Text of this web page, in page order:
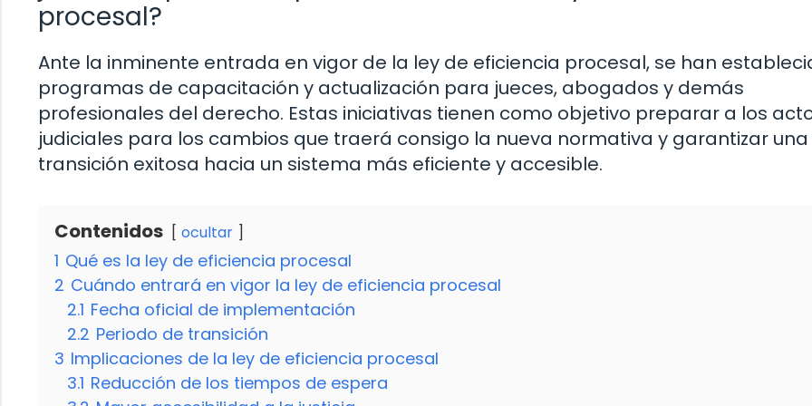
procesal?
Ante la inminente entrada en vigor de la ley de eficiencia procesal, se han
programas de capacitación y actualización para jueces, abogados y demás
profesionales del derecho. Estas iniciativas tienen como objetivo preparar a los
judiciales para los cambios que traerá consigo la nueva normativa y garantizar una
transición exitosa hacia un sistema más eficiente y accesible.
Contenidos ocultar
1 Qué es la ley de eficiencia procesal
2 Cuándo entrará en vigor la ley de eficiencia procesal
2.1 Fecha oficial de implementación
2.2 Periodo de transición
3 Implicaciones de la ley de eficiencia procesal
3.1 Reducción de los tiempos de espera